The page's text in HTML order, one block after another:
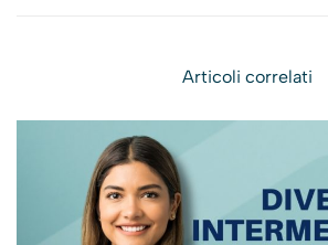
Articoli correlati